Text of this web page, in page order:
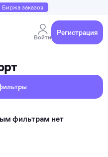
Биржа заказов
Войти
Регистрация
фильтрам нет